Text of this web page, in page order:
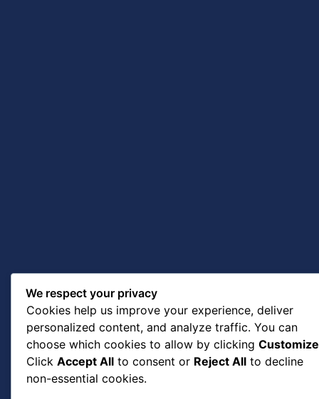
We respect your privacy
Cookies help us improve your experience, deliver
personalized content, and analyze traffic. You can
choose which cookies to allow by clicking Customize
Click Accept All to consent or Reject All to decline
non-essential cookies.